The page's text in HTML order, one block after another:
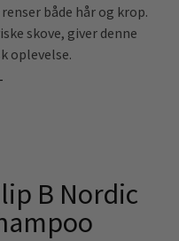
både hår og krop.
skove, giver denne
oplevelse.
B Nordic